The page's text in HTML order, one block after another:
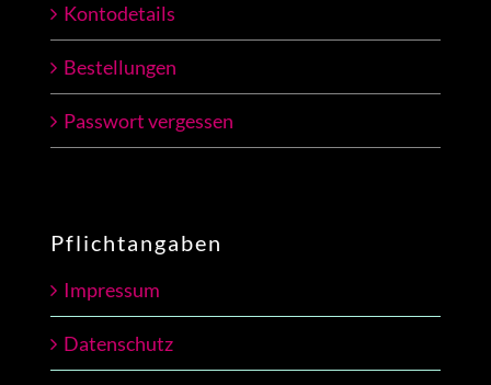
Kontodetails
Bestellungen
Passwort vergessen
Pflichtangaben
Impressum
Datenschutz